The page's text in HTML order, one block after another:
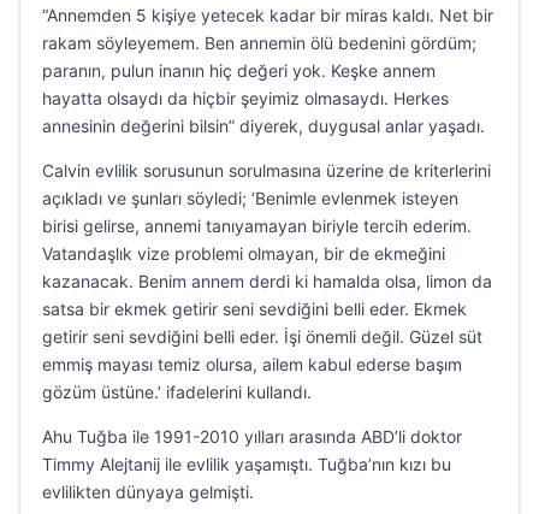
“Annemden 5 kişiye yetecek kadar bir miras kaldı. Net bir
rakam söyleyemem. Ben annemin ölü bedenini gördüm;
paranın, pulun inanın hiç değeri yok. Keşke annem
hayatta olsaydı da hiçbir şeyimiz olmasaydı. Herkes
annesinin değerini bilsin” diyerek, duygusal anlar yaşadı.
Calvin evlilik sorusunun sorulmasına üzerine de kriterlerini
açıkladı ve şunları söyledi; ‘Benimle evlenmek isteyen
birisi gelirse, annemi tanıyamayan biriyle tercih ederim.
Vatandaşlık vize problemi olmayan, bir de ekmeğini
kazanacak. Benim annem derdi ki hamalda olsa, limon da
satsa bir ekmek getirir seni sevdiğini belli eder. Ekmek
getirir seni sevdiğini belli eder. İşi önemli değil. Güzel süt
emmiş mayası temiz olursa, ailem kabul ederse başım
gözüm üstüne.’ ifadelerini kullandı.
Ahu Tuğba ile 1991-2010 yılları arasında ABD’li doktor
Timmy Alejtanij ile evlilik yaşamıştı. Tuğba’nın kızı bu
evlilikten dünyaya gelmişti.